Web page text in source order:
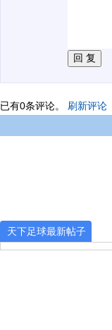
已有0条评论。 刷新评论
天下足球最新帖子